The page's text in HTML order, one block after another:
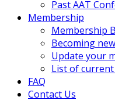
Past AAT
Membership
Membership
Becoming
Update your
List of
FAQ
Contact Us